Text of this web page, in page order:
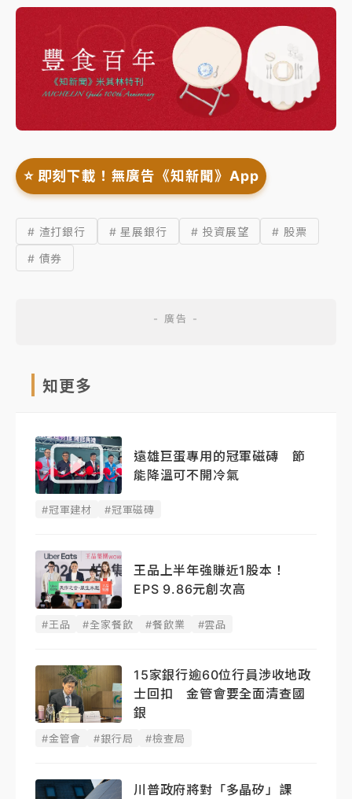
⭐️ 即刻下載！無廣告《知新聞》App
# 渣打銀行 # 星展銀行 # 投資展望
# 股票
# 債券
知更多
遠雄巨蛋專用的冠軍磁磚 節
能降溫可不開冷氣
#冠軍建材 #冠軍磁磚
王品上半年強賺近1股本！
EPS 9.86元創次高
#王品 #全家餐飲 #餐飲業 #雲品
15家銀行逾60位行員涉收地政
士回扣 金管會要全面清查國
銀
#金管會 #銀行局 #檢查局
川普政府將對「多晶矽」課